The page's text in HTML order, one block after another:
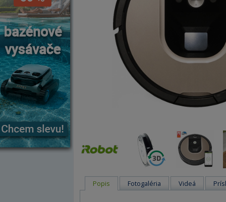
Popis Fotogaléria Videá